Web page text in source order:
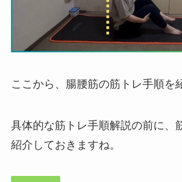
ここから、腸腰筋の筋トレ手順を
具体的な筋トレ手順解説の前に、
紹介しておきますね。